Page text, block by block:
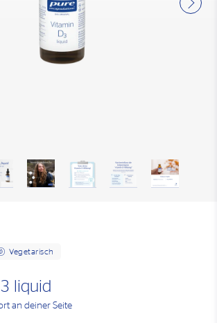
Vegetarisch
liquid
an deiner Seite